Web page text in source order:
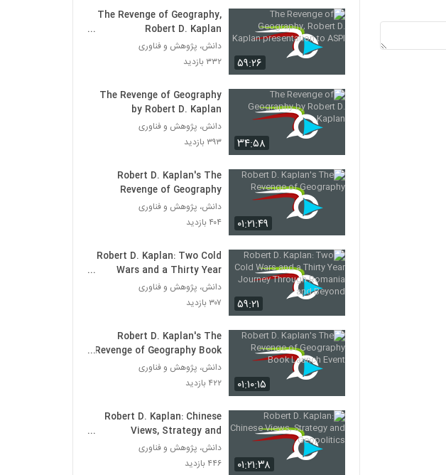
Lowy Lecture Series: The revenge of
geography
۴۱۸ بازدید
Google and the World Brain
۳۹۳ بازدید
۵۹:۲۶
The Revenge of Geography,
Robert D. Kaplan
presentation to ASPI
دانش، پژوهش و فناوری
۳۳۲ بازدید
۳۴:۵۸
The Revenge of Geography
by Robert D. Kaplan
دانش، پژوهش و فناوری
۳۹۳ بازدید
۰۱:۲۱:۴۹
Robert D. Kaplan's The
Revenge of Geography
دانش، پژوهش و فناوری
۴۰۴ بازدید
۵۹:۲۱
Robert D. Kaplan: Two Cold
Wars and a Thirty Year
Journey Through Romania
and Beyond
دانش، پژوهش و فناوری
۳۰۷ بازدید
۰۱:۱۰:۱۵
Robert D. Kaplan's The
Revenge of Geography Book
Launch Event
دانش، پژوهش و فناوری
۴۲۲ بازدید
۰۱:۲۱:۳۸
Robert D. Kaplan: Chinese
Views, Strategy and
Geopolitics
دانش، پژوهش و فناوری
۴۴۶ بازدید